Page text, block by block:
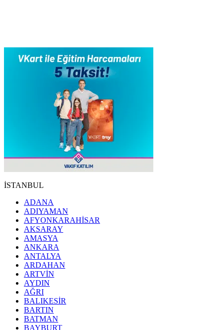
İSTANBUL
ADANA
ADIYAMAN
AFYONKARAHİSAR
AKSARAY
AMASYA
ANKARA
ANTALYA
ARDAHAN
ARTVİN
AYDIN
AĞRI
BALIKESİR
BARTIN
BATMAN
BAYBURT